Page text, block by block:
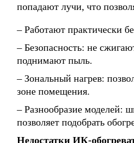
попадают лучи, что
– Работают практически
– Безопасность: не
поднимают пыль.
– Зональный нагрев:
зоне помещения.
– Разнообразие моделей:
позволяет подобрать
Недостатки ИК-